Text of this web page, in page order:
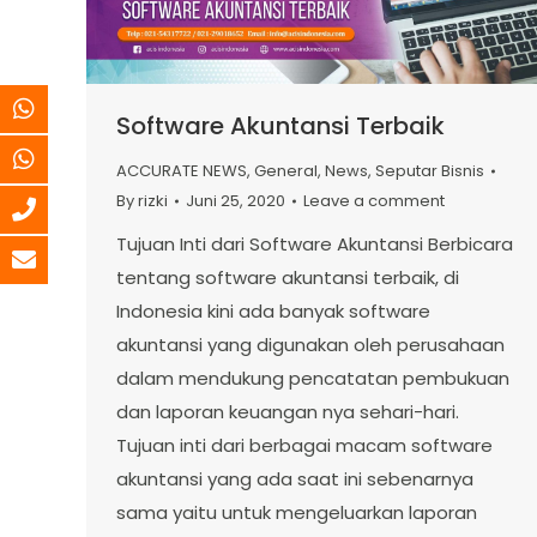
Software Akuntansi Terbaik
ACCURATE NEWS, General, News, Seputar Bisnis
Byrizki Juni 25, 2020 Leave a comment
Tujuan Inti dari Software Akuntansi Berbicara
tentang software akuntansi terbaik, di
Indonesia kini ada banyak software
akuntansi yang digunakan oleh perusahaan
dalam mendukung pencatatan pembukuan
dan laporan keuangan nya sehari-hari.
Tujuan inti dari berbagai macam software
akuntansi yang ada saat ini sebenarnya
sama yaitu untuk mengeluarkan laporan